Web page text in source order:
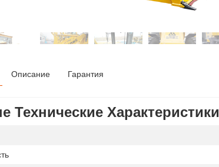
Описание Гарантия
Технические Характеристики